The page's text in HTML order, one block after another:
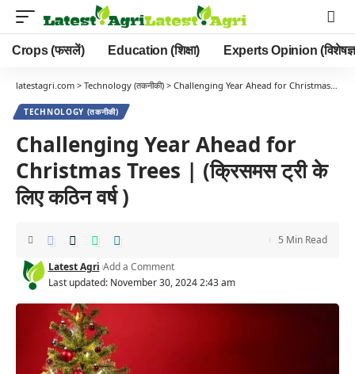
Crops (फसलें) Education (शिक्षा) Experts Opinion (विशेषज्ञ
latestagri.com > Technology (तकनीकी) > Challenging Year Ahead for Christmas Trees | (क्रिसमस ट्री के लिए कठिन वर्ष )
TECHNOLOGY (तकनीकी)
Challenging Year Ahead for
Christmas Trees | (क्रिसमस ट्री के
लिए कठिन वर्ष )
Last updated: November 30, 2024 2:43 am
Latest Agri Add a Comment
5 Min Read